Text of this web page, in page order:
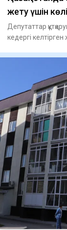
жету үшін
Депутаттар
кедергі